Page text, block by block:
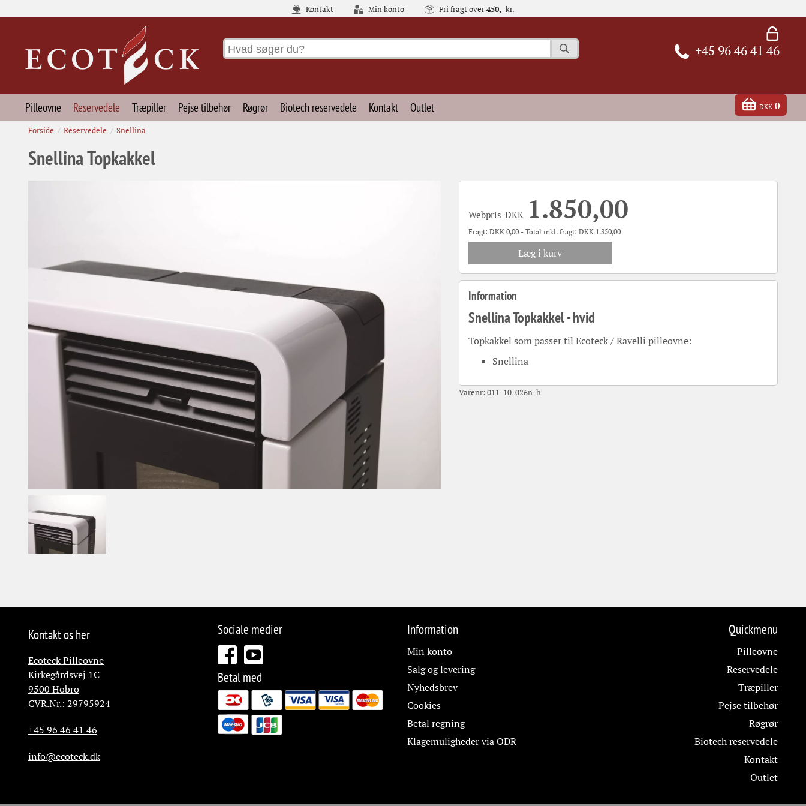
Kontakt Min konto Fri fragt over450,-kr.
DKK 0
+45 96 46 41 46
Pilleovne Reservedele Træpiller Pejse tilbehør Røgrør Biotech reservedele Kontakt Outlet
Forside Reservedele Snellina
Snellina Topkakkel
Webpris DKK 1.850,00
Fragt: DKK 0,00 - Total inkl. fragt: DKK 1.850,00
Læg i kurv
Information
Snellina Topkakkel - hvid
Topkakkel som passer til Ecoteck / Ravelli pilleovne:
Snellina
Varenr:011-10-026n-h
Kontakt os her
Ecoteck Pilleovne
Kirkegårdsvej 1C
9500 Hobro
CVR.Nr.: 29795924
+45 96 46 41 46
info@ecoteck.dk
Sociale medier
Betal med
Information
Min konto
Salg og levering
Nyhedsbrev
Cookies
Betal regning
Klagemuligheder via ODR
Quickmenu
Pilleovne
Reservedele
Træpiller
Pejse tilbehør
Røgrør
Biotech reservedele
Kontakt
Outlet